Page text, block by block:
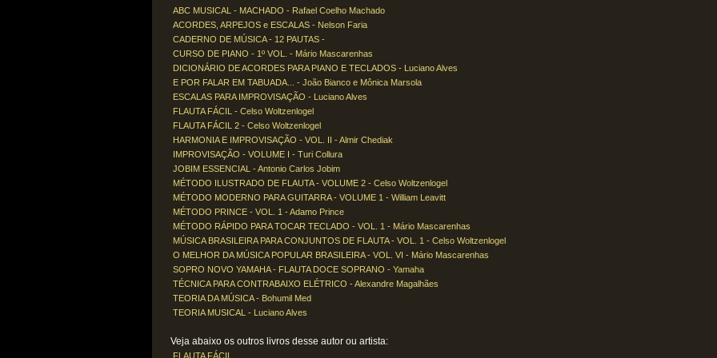
ABC MUSICAL - MACHADO - Rafael Coelho Machado
ACORDES, ARPEJOS e ESCALAS - Nelson Faria
CADERNO DE MÚSICA - 12 PAUTAS -
CURSO DE PIANO - 1º VOL. - Mário Mascarenhas
DICIONÁRIO DE ACORDES PARA PIANO E TECLADOS - Luciano Alves
E POR FALAR EM TABUADA... - João Bianco e Mônica Marsola
ESCALAS PARA IMPROVISAÇÃO - Luciano Alves
FLAUTA FÁCIL - Celso Woltzenlogel
FLAUTA FÁCIL 2 - Celso Woltzenlogel
HARMONIA E IMPROVISAÇÃO - VOL. II - Almir Chediak
IMPROVISAÇÃO - VOLUME I - Turi Collura
JOBIM ESSENCIAL - Antonio Carlos Jobim
MÉTODO ILUSTRADO DE FLAUTA - VOLUME 2 - Celso Woltzenlogel
MÉTODO MODERNO PARA GUITARRA - VOLUME 1 - William Leavitt
MÉTODO PRINCE - VOL. 1 - Adamo Prince
MÉTODO RÁPIDO PARA TOCAR TECLADO - VOL. 1 - Mário Mascarenhas
MÚSICA BRASILEIRA PARA CONJUNTOS DE FLAUTA - VOL. 1 - Celso Woltzenlogel
O MELHOR DA MÚSICA POPULAR BRASILEIRA - VOL. VI - Mário Mascarenhas
SOPRO NOVO YAMAHA - FLAUTA DOCE SOPRANO - Yamaha
TÉCNICA PARA CONTRABAIXO ELÉTRICO - Alexandre Magalhães
TEORIA DA MÚSICA - Bohumil Med
TEORIA MUSICAL - Luciano Alves
Veja abaixo os outros livros desse autor ou artista:
FLAUTA FÁCIL